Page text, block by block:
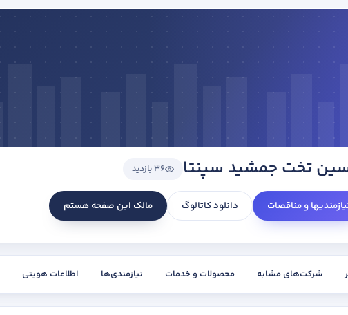
تخت جمشید سپنتا 36 بازدید
و مناقصات دانلود کاتالوگ مالک این صفحه هستم
شرکت‌های مشابه محصولات و خدمات نیازمندی‌ها اطلاعات هویتی